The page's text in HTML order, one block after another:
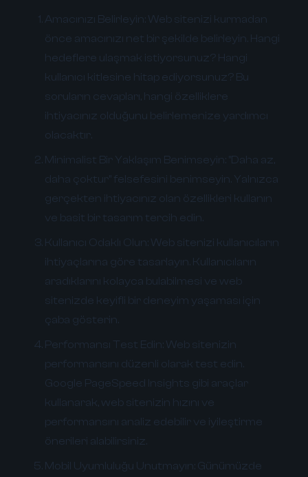
Amacınızı Belirleyin: Web sitenizi kurmadan
önce amacınızı net bir şekilde belirleyin. Hangi
hedeflere ulaşmak istiyorsunuz? Hangi
kullanıcı kitlesine hitap ediyorsunuz? Bu
soruların cevapları, hangi özelliklere
ihtiyacınız olduğunu belirlemenize yardımcı
olacaktır.
Minimalist Bir Yaklaşım Benimseyin: "Daha az,
daha çoktur" felsefesini benimseyin. Yalnızca
gerçekten ihtiyacınız olan özellikleri kullanın
ve basit bir tasarım tercih edin.
Kullanıcı Odaklı Olun: Web sitenizi kullanıcıların
ihtiyaçlarına göre tasarlayın. Kullanıcıların
aradıklarını kolayca bulabilmesi ve web
sitenizde keyifli bir deneyim yaşaması için
çaba gösterin.
Performansı Test Edin: Web sitenizin
performansını düzenli olarak test edin.
Google PageSpeed Insights gibi araçlar
kullanarak, web sitenizin hızını ve
performansını analiz edebilir ve iyileştirme
önerileri alabilirsiniz.
Mobil Uyumluluğu Unutmayın: Günümüzde